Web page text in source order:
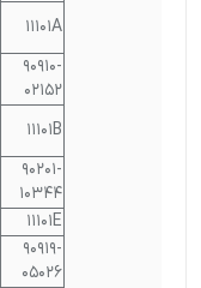
11101A
90910-
02152
11101B
90201-
10344
11101E
90919-
05026